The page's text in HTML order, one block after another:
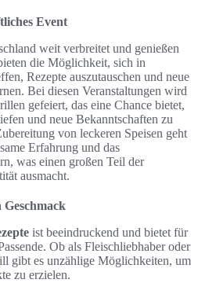
Event
weit verbreitet und genießen
die Möglichkeit, sich in
Rezepte auszutauschen und neue
Bei diesen Veranstaltungen wird
gefeiert, das eine Chance bietet,
und neue Bekanntschaften zu
von leckeren Speisen geht
Erfahrung und das
was einen großen Teil der
ausmacht.
ist beeindruckend und bietet für
Ob als Fleischliebhaber oder
gibt es unzählige Möglichkeiten, um
zu erzielen.